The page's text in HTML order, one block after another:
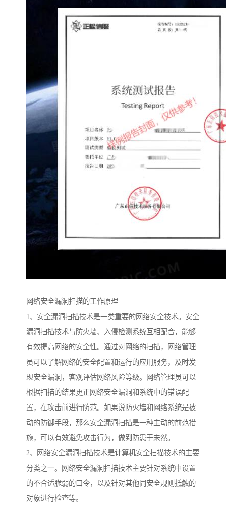
网络安全漏洞扫描的工作原理
1、安全漏洞扫描技术是一类重要的网络安全技术。安全
漏洞扫描技术与防火墙、入侵检测系统互相配合，能够
有效提高网络的安全性。通过对网络的扫描，网络管理
员可以了解网络的安全配置和运行的应用服务，及时发
现安全漏洞，客观评估网络风险等级。网络管理员可以
根据扫描的结果更正网络安全漏洞和系统中的错误配
置，在攻击前进行防范。如果说防火墙和网络系统是被
动的防御手段，那么安全漏洞扫描是一种主动的前范措
施，可以有效避免攻击行为，做到防患于未然。
2、网络安全漏洞扫描技术是计算机安全扫描技术的主要
分类之一。网络安全漏洞扫描技术主要针对系统中设置
的不合适脆弱的口令，以及针对其他同安全规则抵触的
对象进行检查等。